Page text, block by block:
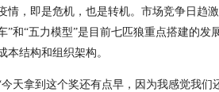
情，即是危机，也是转机。市场竞争日趋
”和“五力模型”是目前七匹狼重点搭建的
本结构和组织架构。
今天拿到这个奖还有点早，因为我感觉我